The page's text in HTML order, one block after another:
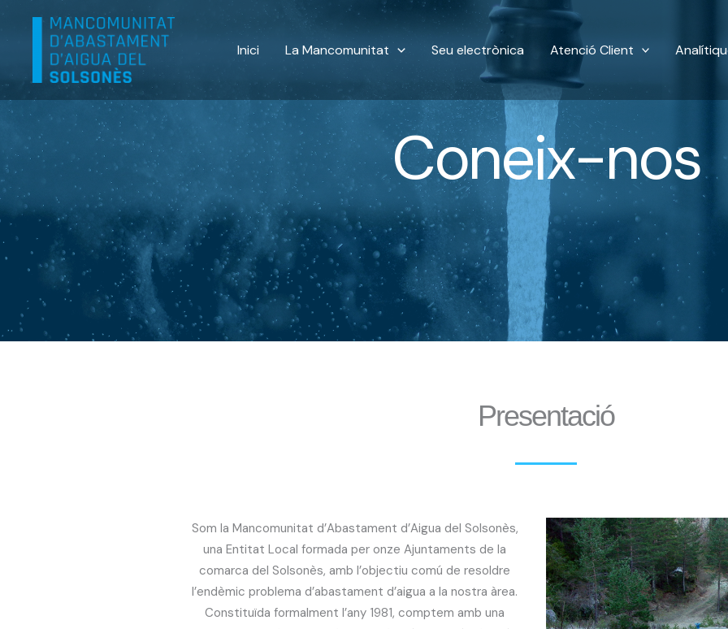
contingut
Inici La Mancomunitat Seu electrònica Atenció Client
Coneix-nos
Presentació
Som la Mancomunitat d’Abastament d’Aigua del Solsonès,
una Entitat Local formada per onze Ajuntaments de la
comarca del Solsonès, amb l’objectiu comú de resoldre
l’endèmic problema d’abastament d’aigua a la nostra àrea.
Constituïda formalment l’any 1981, comptem amb una